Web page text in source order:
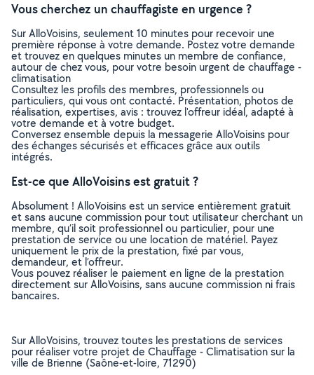
Vous cherchez un chauffagiste en urgence ?
Sur AlloVoisins, seulement 10 minutes pour recevoir une
première réponse à votre demande. Postez votre demande
et trouvez en quelques minutes un membre de confiance,
autour de chez vous, pour votre besoin urgent de chauffage -
climatisation
Consultez les profils des membres, professionnels ou
particuliers, qui vous ont contacté. Présentation, photos de
réalisation, expertises, avis : trouvez l'offreur idéal, adapté à
votre demande et à votre budget.
Conversez ensemble depuis la messagerie AlloVoisins pour
des échanges sécurisés et efficaces grâce aux outils
intégrés.
Est-ce que AlloVoisins est gratuit ?
Absolument ! AlloVoisins est un service entièrement gratuit
et sans aucune commission pour tout utilisateur cherchant un
membre, qu’il soit professionnel ou particulier, pour une
prestation de service ou une location de matériel. Payez
uniquement le prix de la prestation, fixé par vous,
demandeur, et l’offreur.
Vous pouvez réaliser le paiement en ligne de la prestation
directement sur AlloVoisins, sans aucune commission ni frais
bancaires.
Sur AlloVoisins, trouvez toutes les prestations de services
pour réaliser votre projet de Chauffage - Climatisation sur la
ville de Brienne (Saône-et-loire, 71290)